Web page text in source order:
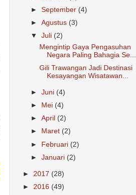
►September (4)
►Agustus (3)
▼Juli (2)
Mengintip Gaya Pengasuhan
Negara Paling Bahagia Se...
Gili Trawangan Jadi Destinasi
Kesayangan Wisatawan...
►Juni (4)
►
Mei (4)
►April (2)
►
Maret (2)
► Februari (2)
►Januari (2)
► 2017 (28)
► 2016 (49)